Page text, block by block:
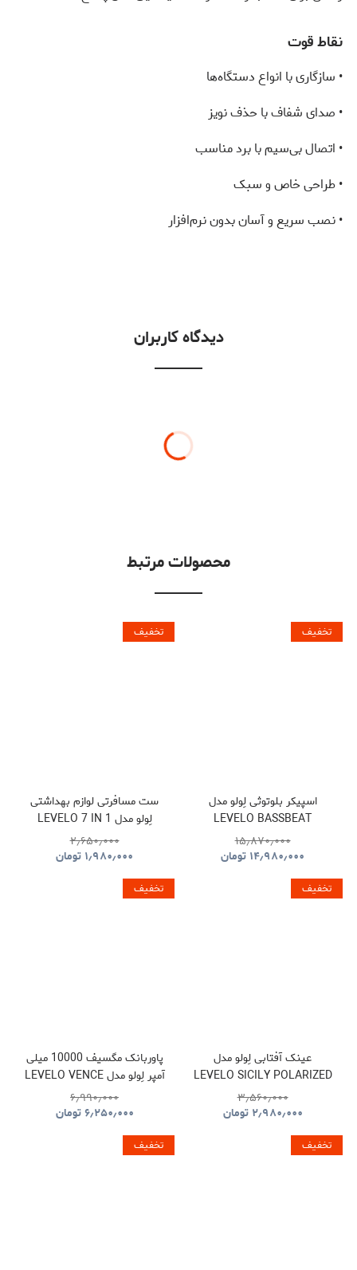
نقاط قوت
• سازگاری با انواع دستگاه‌ها
• صدای شفاف با حذف نویز
• اتصال بی‌سیم با برد مناسب
• طراحی خاص و سبک
• نصب سریع و آسان بدون نرم‌افزار
دیدگاه کاربران
محصولات مرتبط
تخفیف
اسپیکر بلوتوثی لِولو مدل
LEVELO BASSBEAT
PORTABLE SPEAKER WITH
LED DISPLAY
۱۵٫۸۷۰٫۰۰۰
۱۴٫۹۸۰٫۰۰۰ تومان
تخفیف
ست مسافرتی لوازم بهداشتی
لِولو مدل LEVELO 7 IN 1
TRAVEL ESSENTIAL KIT
NOMAD
۲٫۶۵۰٫۰۰۰
۱٫۹۸۰٫۰۰۰ تومان
تخفیف
عینک آفتابی لِولو مدل
LEVELO SICILY POLARIZED
SUNGLASSES
۳٫۵۶۰٫۰۰۰
۲٫۹۸۰٫۰۰۰ تومان
تخفیف
پاوربانک مگسیف 10000 میلی
آمپر لِولو مدل LEVELO VENCE
POWER BANK
۶٫۹۹۰٫۰۰۰
۶٫۲۵۰٫۰۰۰تومان
تخفیف تخفیف